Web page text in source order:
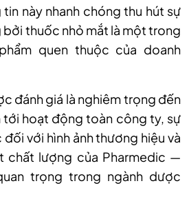
này nhanh chóng thu hút sự
bởi thuốc nhỏ mắt là một trong
quen thuộc của doanh
đánh giá là nghiêm trọng đến
tới hoạt động toàn công ty, sự
với hình ảnh thương hiệu và
chất lượng của Pharmedic —
trọng trong ngành dược